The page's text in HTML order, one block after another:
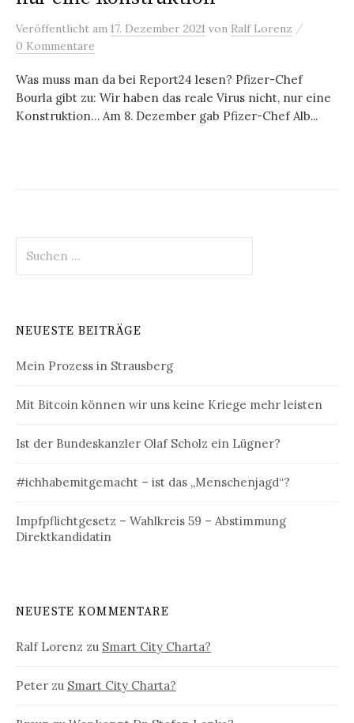
Veröffentlicht am 17. Dezember 2021 von Ralf Lorenz /
0 Kommentare
Was muss man da bei Report24 lesen? Pfizer-Chef
Bourla gibt zu: Wir haben das reale Virus nicht, nur eine
Konstruktion… Am 8. Dezember gab Pfizer-Chef Alb...
nach:
NEUESTE BEITRÄGE
Mein Prozess in Strausberg
Mit Bitcoin können wir uns keine Kriege mehr leisten
Ist der Bundeskanzler Olaf Scholz ein Lügner?
#ichhabemitgemacht – ist das „Menschenjagd“?
Impfpflichtgesetz – Wahlkreis 59 – Abstimmung
Direktkandidatin
NEUESTE KOMMENTARE
Ralf Lorenz zu Smart City Charta?
Peter zu Smart City Charta?